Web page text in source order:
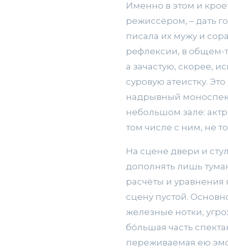
Именно в этом и
режиссёром, – дать
писала их мужу и
рефлексии, в общем-
а зачастую, скорее,
суровую атеистку.
надрывный
небольшом зале:
том числе с ним, не
На сцене двери и
дополнять лишь
расчёты и
сцену пустой.
железные нотки,
бо́льшая часть
переживаемая ею